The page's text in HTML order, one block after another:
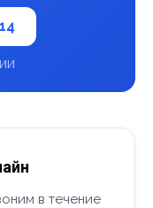
в течение